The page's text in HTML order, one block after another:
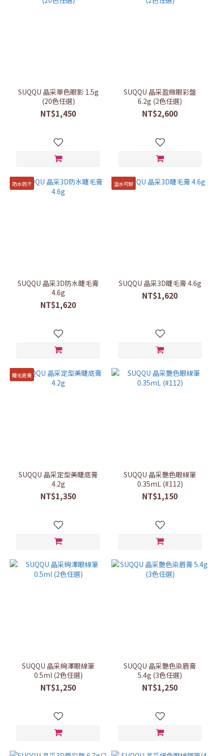
SUQQU 晶采單色眼影 1.5g
(20色任選)
NT$1,450
SUQQU 晶采盈緻眼彩盤
6.2g (2色任選)
NT$2,600
防水防汗
SUQQU 晶采3D防水睫毛膏
4.6g
NT$1,620
溫水可卸
SUQQU 晶采3D睫毛膏 4.6g
NT$1,620
睫毛底膏
SUQQU 晶采定型美睫底膏
4.2g
NT$1,350
SUQQU 晶采艷色眼線筆
0.35mL (#112)
NT$1,150
SUQQU 晶采絢澤眼線筆
0.5ml (2色任選)
NT$1,250
SUQQU 晶采艷色染眉膏
5.4g (3色任選)
NT$1,250